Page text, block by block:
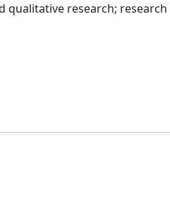
research;